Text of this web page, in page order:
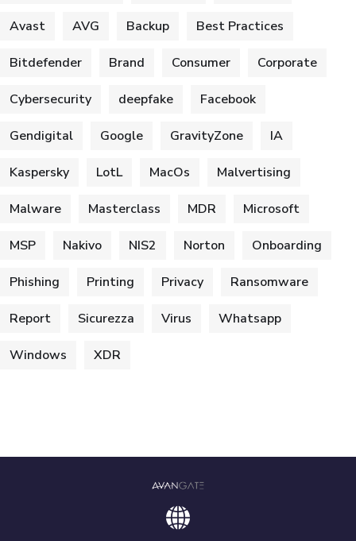
Avast AVG Backup Best Practices
Bitdefender Brand Consumer Corporate
Cybersecurity deepfake Facebook
Gendigital Google GravityZone IA
Kaspersky LotL MacOs Malvertising
Malware Masterclass MDR Microsoft
MSP Nakivo NIS2 Norton Onboarding
Phishing Printing Privacy Ransomware
Report Sicurezza Virus Whatsapp
Windows XDR